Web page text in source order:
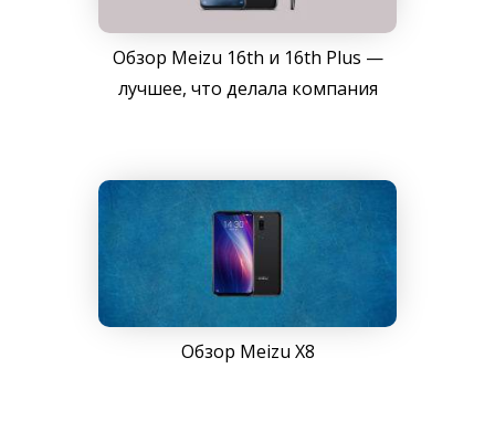
Обзор Meizu 16th и 16th Plus —
лучшее, что делала компания
Обзор Meizu X8